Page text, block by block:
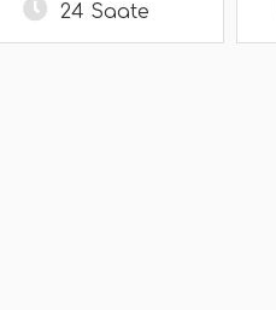
24 Saate